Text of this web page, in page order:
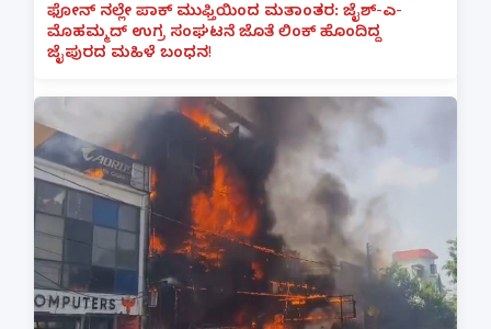
ಫೋನ್ ನಲ್ಲೇ ಪಾಕ್ ಮುಫ್ತಿಯಿಂದ ಮತಾಂತರ: ಜೈಶ್-ಎ-
ಮೊಹಮ್ಮದ್ ಉಗ್ರ ಸಂಘಟನೆ ಜೊತೆ ಲಿಂಕ್ ಹೊಂದಿದ್ದ
ಜೈಪುರದ ಮಹಿಳೆ ಬಂಧನ!